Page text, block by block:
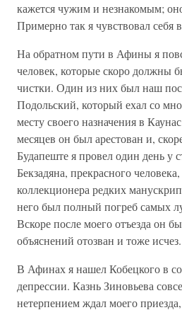
кажется чужим и незнакомым;
Примерно так я чувствовал себя
На обратном пути в Афины я
человек, которые скоро должны
чистки. Один из них был наш
Подольский, который ехал со
месту своего назначения в
месяцев он был арестован и,
Будапеште я провел один день у
Бекзадяна, прекрасного
коллекционера редких
него был полный погреб самых
Вскоре после моего отъезда он
объяснений отозван и тоже исчез.
В Афинах я нашел Кобецкого в
депрессии. Казнь Зиновьева
нетерпением ждал моего